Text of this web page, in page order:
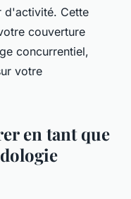
d'activité. Cette
couverture
concurrentiel,
votre
en tant que